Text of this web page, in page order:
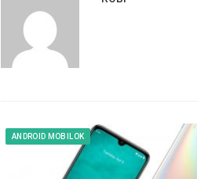
ANDROID MOBILOK